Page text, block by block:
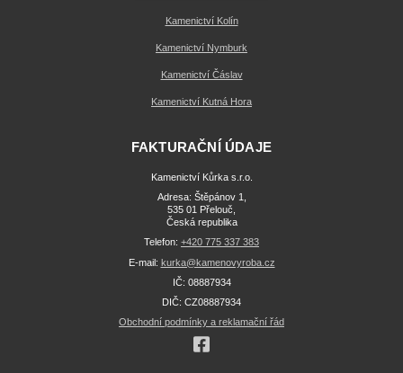
Kamenictví Kolín
Kamenictví Nymburk
Kamenictví Čáslav
Kamenictví Kutná Hora
FAKTURAČNÍ ÚDAJE
Kamenictví Kůrka s.r.o.
Adresa: Štěpánov 1,
535 01 Přelouč,
Česká republika
Telefon: +420 775 337 383
E-mail: kurka@kamenovyroba.cz
IČ: 08887934
DIČ: CZ08887934
Obchodní podmínky a reklamační řád